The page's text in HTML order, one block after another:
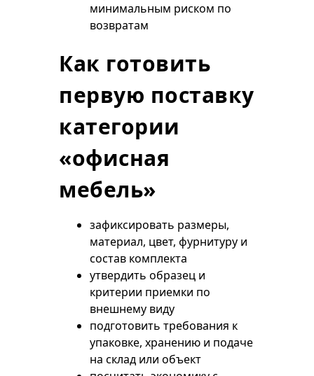
минимальным риском по
возвратам
Как готовить
первую поставку
категории
«офисная
мебель»
зафиксировать размеры,
материал, цвет, фурнитуру и
состав комплекта
утвердить образец и
критерии приемки по
внешнему виду
подготовить требования к
упаковке, хранению и подаче
на склад или объект